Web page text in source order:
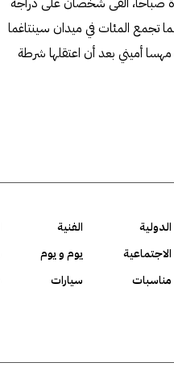
تجمع المئات في ميدان سينتاغما
أميني بعد أن اعتقلها شرطة
الدولية الفنية
الاجتماعية يوم و يوم
مناسبات سيارات